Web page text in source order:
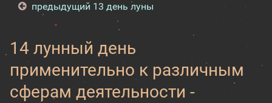
предыдущий 13 день луны
14 лунный день
применительно к различным
сферам деятельности -